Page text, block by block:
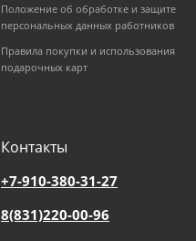
Положение об обработке и защите
персональных данных работников
Правила покупки и использования
подарочных карт
Контакты
+7-910-380-31-27
8(831)220-00-96